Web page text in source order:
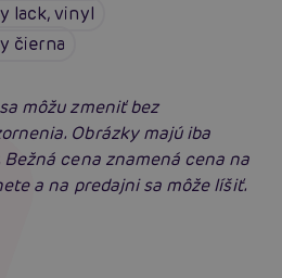
lack, vinyl
čierna
môžu zmeniť bez
Obrázky majú iba
cena znamená cena na
a na predajni sa môže líšiť.
Príručka Sexiómov